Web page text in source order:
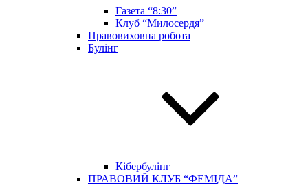
Газета “8:30”
Клуб “Милосердя”
Правовиховна робота
Булінг
Кібербулінг
ПРАВОВИЙ КЛУБ “ФЕМІДА”